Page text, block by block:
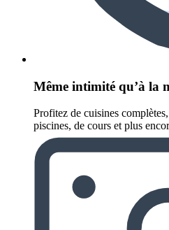
Même intimité qu’à la
Profitez de cuisines
piscines, de cours et plus